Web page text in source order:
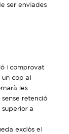
ser enviades
i comprovat
cop al
les
retenció
a
exclòs el